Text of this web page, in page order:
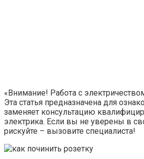
«Внимание! Работа с
Эта статья предназначена для
заменяет консультацию
электрика. Если вы не уверены в
рискуйте – вызовите специалиста!